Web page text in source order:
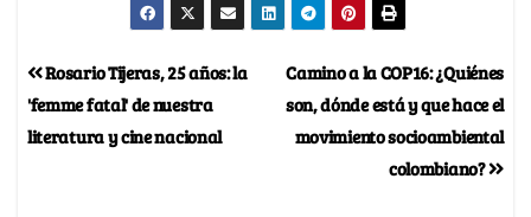
Camino a la COP16: ¿Quiénes
son, dónde está y que hace el
movimiento socioambiental
colombiano?
Rosario Tijeras, 25 años: la
'femme fatal' de nuestra
literatura y cine nacional